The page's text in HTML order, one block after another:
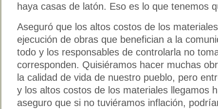
haya casas de latón. Eso es lo que tenemos
Aseguró que los altos costos de los
ejecución de obras que benefician a la
todo y los responsables de controlarla no
corresponden. Quisiéramos hacer muchas
la calidad de vida de nuestro pueblo, pero
y los altos costos de los materiales llegamos
aseguro que si no tuviéramos inflación,